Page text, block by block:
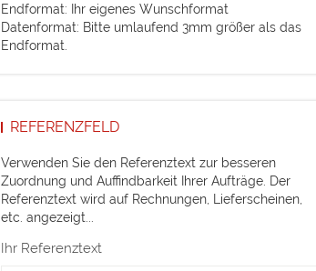
Endformat: Ihr eigenes Wunschformat
Datenformat: Bitte umlaufend 3mm größer als das
Endformat.
REFERENZFELD
Verwenden Sie den Referenztext zur besseren
Zuordnung und Auffindbarkeit Ihrer Aufträge. Der
Referenztext wird auf Rechnungen, Lieferscheinen,
etc. angezeigt...
Ihr Referenztext